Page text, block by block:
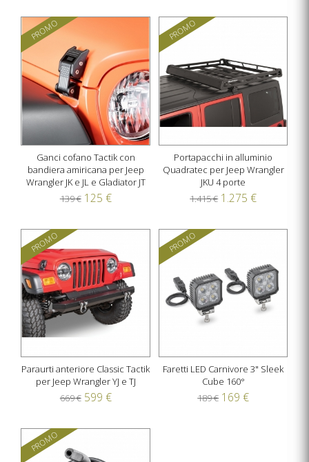
PROMO
Ganci cofano Tactik con
bandiera amiricana per Jeep
Wrangler JK e JL e Gladiator JT
139 € 125 €
PROMO
Portapacchi in alluminio
Quadratec per Jeep Wrangler
JKU 4 porte
1.415 € 1.275 €
PROMO
Paraurti anteriore Classic Tactik
per Jeep Wrangler YJ e TJ
669 € 599 €
PROMO
Faretti LED Carnivore 3" Sleek
Cube 160°
189 € 169 €
PROMO